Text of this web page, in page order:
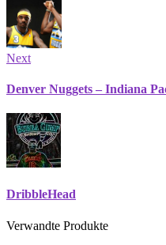
Next
Denver Nuggets – Indiana
DribbleHead
Verwandte Produkte